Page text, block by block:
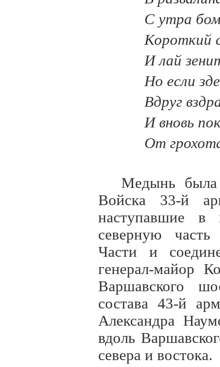
С утра
Короткий
И лай
Но если
Вдруг
И вновь
От
Медынь была
Войска 33-й
наступавшие в
северную
Части и
генерал-майор
Варшавского
состава 43-й
Александра
вдоль
севера и востока.